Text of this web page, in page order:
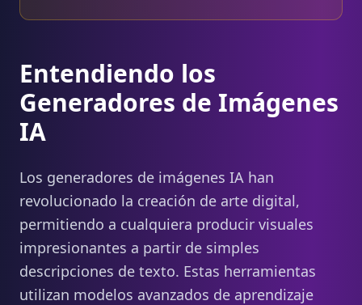
Entendiendo los
Generadores de Imágenes
IA
Los generadores de imágenes IA han
revolucionado la creación de arte digital,
permitiendo a cualquiera producir visuales
impresionantes a partir de simples
descripciones de texto. Estas herramientas
utilizan modelos avanzados de aprendizaje